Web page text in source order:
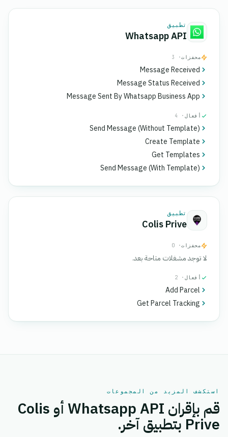
تطبيق
Whatsapp API
محفزات· 3
Message Received
Message Status Received
Message Sent By Whatsapp Business App
أفعال · 4
Send Message (Without Template)
Create Template
Get Templates
Send Message (With Template)
تطبيق
Colis Prive
محفزات· 0
لا توجد مشغلات متاحة بعد.
أفعال · 2
Add Parcel
Get Parcel Tracking
استكشف المزيد من المجموعات
قم بإقران Whatsapp API أو Colis
Prive بتطبيق آخر.